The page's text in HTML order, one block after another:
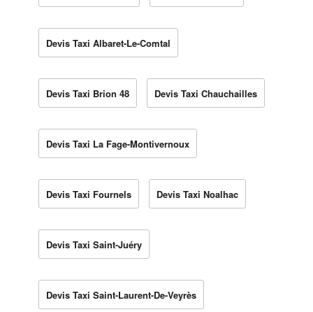
Devis Taxi Albaret-Le-Comtal
Devis Taxi Brion 48 Devis Taxi Chauchailles
Devis Taxi La Fage-Montivernoux
Devis Taxi Fournels Devis Taxi Noalhac
Devis Taxi Saint-Juéry
Devis Taxi Saint-Laurent-De-Veyrès